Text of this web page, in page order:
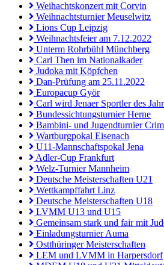
Weihachtskonzert mit Corvin
Weihnachtsturnier Meuselwitz
Lions Cup Leipzig
Weihnachtsfeier am 7.12.2022
Unterm Rohrbühl Münchberg
Carl Then im Nationalkader
Judoka mit Köpfchen
Dan-Prüfung am 25.11.2022
Europacup Györ
Carl wird Jenaer Sportler des
Bundessichtungsturnier Herne
Bambini- und Jugendturnier
Wartburgpokal Eisenach
U11-Mannschaftspokal Jena
Adler-Cup Frankfurt
Welz-Turnier Mannheim
Deutsche Meisterschaften U21
Wettkampffahrt Linz
Deutsche Meisterschaften U18
LVMM U13 und U15
Gemeinsam stark und fair mit
Einladungsturnier Auma
Ostthüringer Meisterschaften
LEM und LVMM in Harpersdorf